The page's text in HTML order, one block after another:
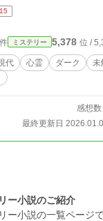
周囲を巻き込み、さまざ
はない。 “見える”が事
先生”、そして先生の連
件は少しずつ真相へと近
する描写、精神的に不
い。
ミステリー 5,378 位 /
代 心霊 ダーク 未
感想
最終更新日
ー小説のご紹介
ー小説の一覧ページで